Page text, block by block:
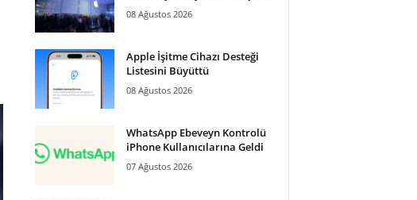
08 Ağustos 2026
Apple İşitme Cihazı Desteği
Listesini Büyüttü
08 Ağustos 2026
WhatsApp Ebeveyn Kontrolü
iPhone Kullanıcılarına Geldi
07 Ağustos 2026